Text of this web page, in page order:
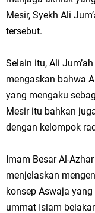
Mesir, Syekh Ali
tersebut.
Selain itu, Ali
mengaskan bahwa
yang mengaku
Mesir itu bahkan
dengan kelompok
Imam Besar Al-
menjelaskan
konsep Aswaja
ummat Islam